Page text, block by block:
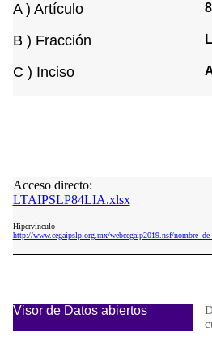
A ) Artículo
B ) Fracción LII
C ) Inciso
Acceso directo:
LTAIPSLP84LIA.xlsx
Hipervinculo
http://www.cegaipslp.org.mx/webcegaip2019.nsf/
Visor de Datos abiertos